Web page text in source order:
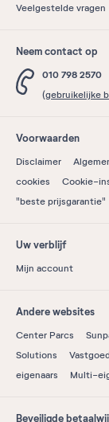
Veelgestelde vragen
Neem contact op
010 798 2570
(gebruikelijke
Voorwaarden
Disclaimer
cookies
Cookie-
"beste prijsgarantie"
Uw verblijf
Mijn account
Andere websites
Center Parcs
Solutions
Vastgoed
eigenaars
Multi-
Beveiligde